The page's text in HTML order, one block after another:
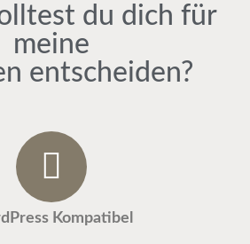
du dich für
meine
entscheiden?
Kompatibel